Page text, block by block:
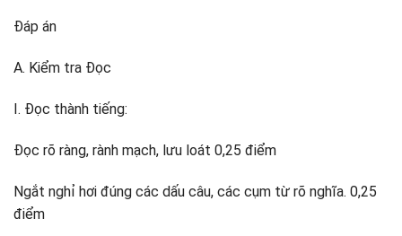
Đáp án
A. Kiểm tra Đọc
I. Đọc thành tiếng:
Đọc rõ ràng, rành mạch, lưu loát 0,25 điểm
Ngắt nghỉ hơi đúng các dấu câu, các cụm từ rõ nghĩa. 0,25
điểm